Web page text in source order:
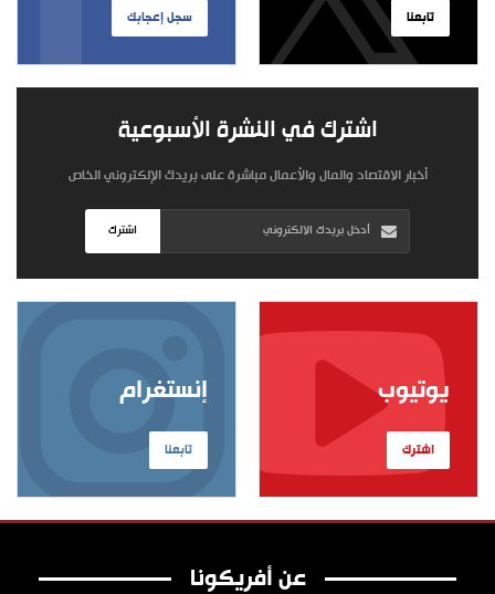
سجل إعجابك تابعنا
اشترك في النشرة الأسبوعية
أخبار الاقتصاد والمال والأعمال مباشرة على بريدك الإلكتروني الخاص
اشترك
إنستغرام
تابعنا
يوتيوب
اشترك
عن أفريكونا